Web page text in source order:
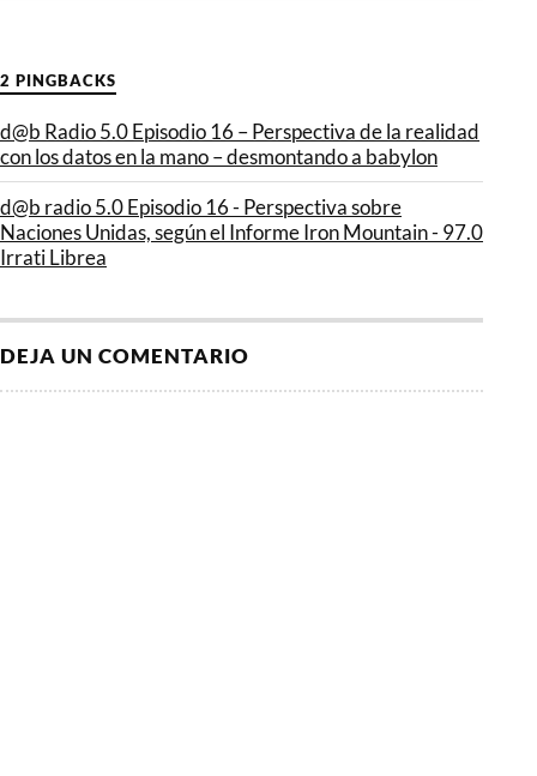
2 PINGBACKS
d@b Radio 5.0 Episodio 16 – Perspectiva de la realidad
con los datos en la mano – desmontando a babylon
d@b radio 5.0 Episodio 16 - Perspectiva sobre
Naciones Unidas, según el Informe Iron Mountain - 97.0
Irrati Librea
DEJA UN COMENTARIO